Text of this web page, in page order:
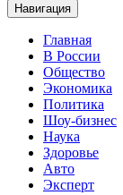
Навигация
Главная
В России
Общество
Экономика
Политика
Шоу-бизнес
Наука
Здоровье
Авто
Эксперт